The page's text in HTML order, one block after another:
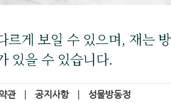
게 보일 수 있으며, 재는 방
있을 수 있습니다.
관 공지사항 성물방동정